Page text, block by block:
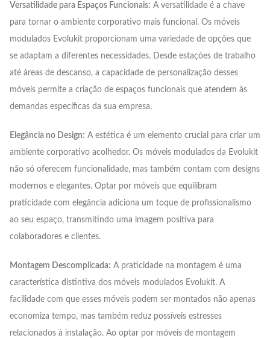
Versatilidade para Espaços Funcionais: A versatilidade é a chave
para tornar o ambiente corporativo mais funcional. Os móveis
modulados Evolukit proporcionam uma variedade de opções que
se adaptam a diferentes necessidades. Desde estações de trabalho
até áreas de descanso, a capacidade de personalização desses
móveis permite a criação de espaços funcionais que atendem às
demandas específicas da sua empresa.
Elegância no Design: A estética é um elemento crucial para criar um
ambiente corporativo acolhedor. Os móveis modulados da Evolukit
não só oferecem funcionalidade, mas também contam com designs
modernos e elegantes. Optar por móveis que equilibram
praticidade com elegância adiciona um toque de profissionalismo
ao seu espaço, transmitindo uma imagem positiva para
colaboradores e clientes.
Montagem Descomplicada: A praticidade na montagem é uma
característica distintiva dos móveis modulados Evolukit. A
facilidade com que esses móveis podem ser montados não apenas
economiza tempo, mas também reduz possíveis estresses
relacionados à instalação. Ao optar por móveis de montagem